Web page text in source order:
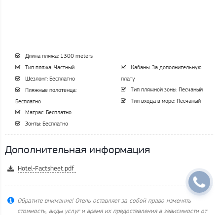
Длина пляжа: 1300 meters
Тип пляжа: Частный
Шезлонг: Бесплатно
Бесплатно
Матрас: Бесплатно
Зонты: Бесплатно
Кабаны: За дополнительную
плату
Тип пляжной зоны: Песчаный
Тип входа в море: Песчаный
Дополнительная информация
Hotel-Factsheet.pdf
Обратите внимание! Отель оставляет за собой право изменять
стоимость, виды услуг и время их предоставления в зависимости от